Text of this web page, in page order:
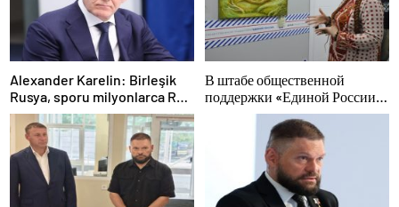
Alexander Karelin: Birleşik
Rusya, sporu milyonlarca Rus
için erişilebilir kılıyor
В штабе общественной
поддержки «Единой России»
в Казани открылась выставка
философской живописи